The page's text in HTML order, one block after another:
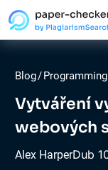
Blog/
Vytváření
webových
Alex HarperDub